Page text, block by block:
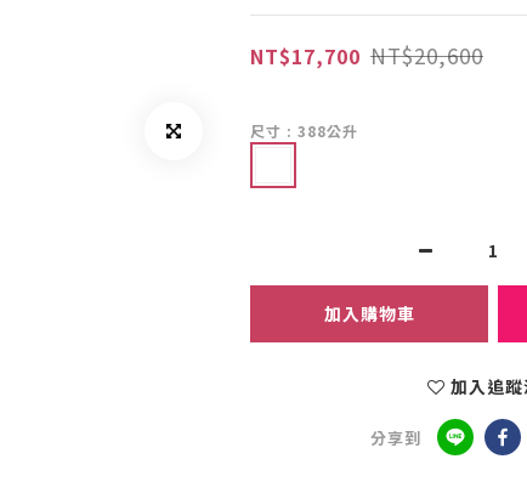
NT$17,700 NT$20,600
尺寸 : 388公升
加入購物車
加入追
分享到